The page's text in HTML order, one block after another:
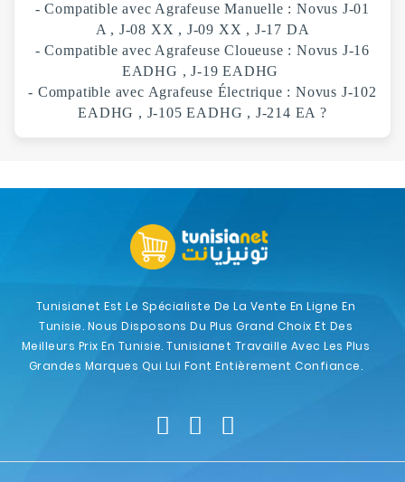
- Compatible avec Agrafeuse Manuelle : Novus J-01
A , J-08 XX , J-09 XX , J-17 DA
- Compatible avec Agrafeuse Cloueuse : Novus J-16
EADHG , J-19 EADHG
- Compatible avec Agrafeuse Électrique : Novus J-102
EADHG , J-105 EADHG , J-214 EA ?
Tunisianet Est Le Spécialiste De La Vente En Ligne En
Tunisie. Nous Disposons Du Plus Grand Choix Et Des
Meilleurs Prix En Tunisie. Tunisianet Travaille Avec Les Plus
Grandes Marques Qui Lui Font Entièrement Confiance.